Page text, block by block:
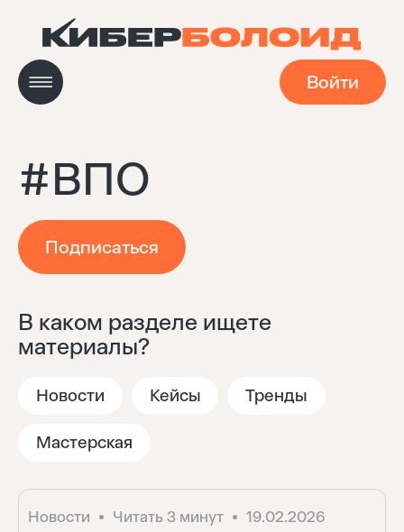
Войти
Новости
Кейсы
Тренды
Аналитика
#ВПО
Подписаться
Новости Читать 3 минут 19.02.2026
В каком разделе ищете
материалы?
Новости Кейсы Тренды
Мастерская